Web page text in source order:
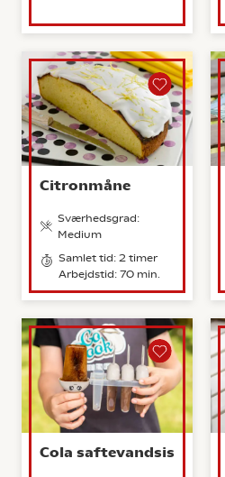
Citronmåne
Sværhedsgrad:
Medium
Samlet tid: 2 timer
Arbejdstid: 70 min.
Cola saftevandsis